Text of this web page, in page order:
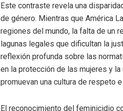
Este contraste revela una
de género. Mientras que América
regiones del mundo, la falta de un
lagunas legales que dificultan la
reflexión profunda sobre las
en la protección de las mujeres y
promuevan una cultura de respeto
El reconocimiento del feminicidio